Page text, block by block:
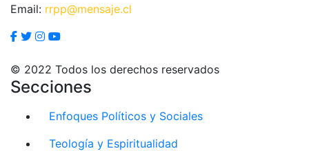
Email: rrpp@mensaje.cl
© 2022 Todos los derechos reservados
Secciones
Enfoques Políticos y Sociales
Teología y Espiritualidad